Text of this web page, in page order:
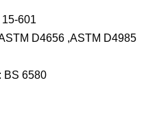
601
D4656 ,ASTM D4985
BS 6580